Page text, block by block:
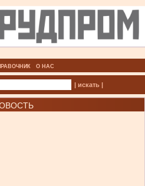
О НАС
| искать |